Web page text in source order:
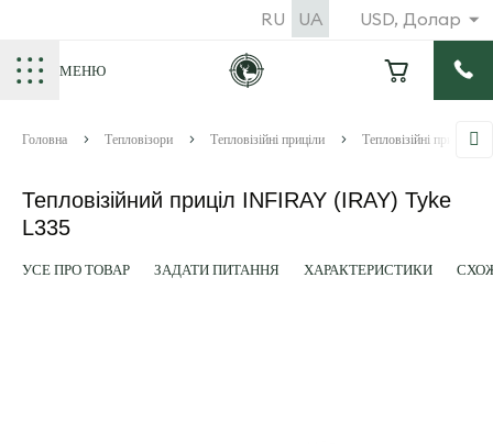
USD, Долар
RU UA
МЕНЮ
Головна Тепловізори Тепловізійні приціли Тепловізійні приціли
Тепловізійний приціл INFIRAY (IRAY) Tyke
L335
УСЕ ПРО ТОВАР ЗАДАТИ ПИТАННЯ ХАРАКТЕРИСТИКИ